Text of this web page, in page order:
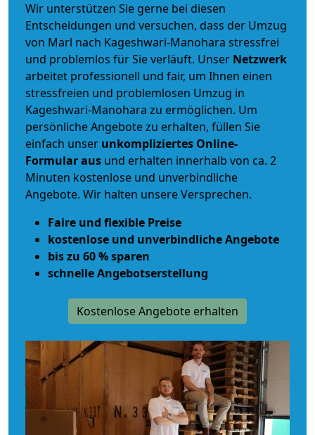
Wir unterstützen Sie gerne bei diesen
Entscheidungen und versuchen, dass der Umzug
von Marl nach Kageshwari-Manohara stressfrei
und problemlos für Sie verläuft. Unser Netzwerk
arbeitet professionell und fair, um Ihnen einen
stressfreien und problemlosen Umzug in
Kageshwari-Manohara zu ermöglichen. Um
persönliche Angebote zu erhalten, füllen Sie
einfach unser unkompliziertes Online-
Formular aus und erhalten innerhalb von ca. 2
Minuten kostenlose und unverbindliche
Angebote. Wir halten unsere Versprechen.
Faire und flexible Preise
kostenlose und unverbindliche Angebote
bis zu 60 % sparen
schnelle Angebotserstellung
Kostenlose Angebote erhalten